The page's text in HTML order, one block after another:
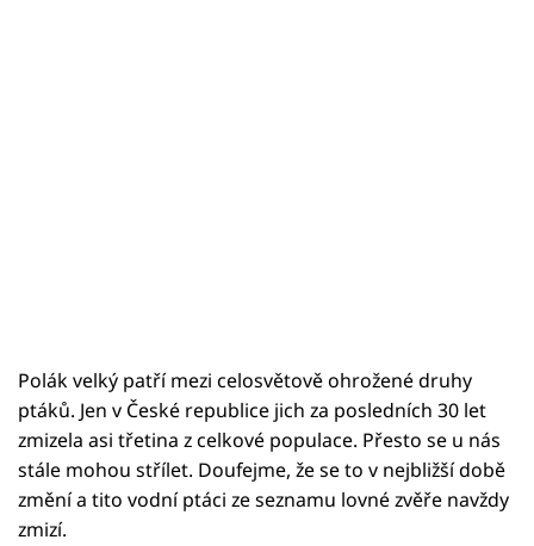
Polák velký patří mezi celosvětově ohrožené druhy
ptáků. Jen v České republice jich za posledních 30 let
zmizela asi třetina z celkové populace. Přesto se u nás
stále mohou střílet. Doufejme, že se to v nejbližší době
změní a tito vodní ptáci ze seznamu lovné zvěře navždy
zmizí.